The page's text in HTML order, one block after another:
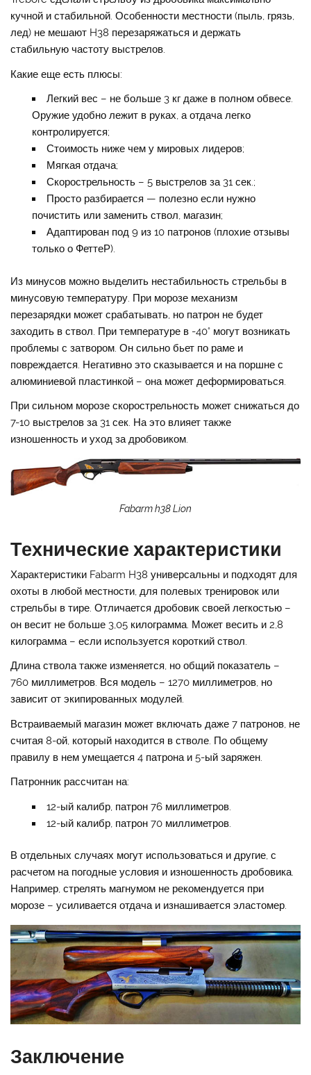
кучной и стабильной. Особенности местности (пыль, грязь,
лед) не мешают H38 перезаряжаться и держать
стабильную частоту выстрелов.
Какие еще есть плюсы:
Легкий вес – не больше 3 кг даже в полном обвесе.
Оружие удобно лежит в руках, а отдача легко
контролируется;
Стоимость ниже чем у мировых лидеров;
Мягкая отдача;
Скорострельность – 5 выстрелов за 31 сек.;
Просто разбирается — полезно если нужно
почистить или заменить ствол, магазин;
Адаптирован под 9 из 10 патронов (плохие отзывы
только о ФеттеР).
Из минусов можно выделить нестабильность стрельбы в
минусовую температуру. При морозе механизм
перезарядки может срабатывать, но патрон не будет
заходить в ствол. При температуре в -40° могут возникать
проблемы с затвором. Он сильно бьет по раме и
повреждается. Негативно это сказывается и на поршне с
алюминиевой пластинкой – она может деформироваться.
При сильном морозе скорострельность может снижаться до
7-10 выстрелов за 31 сек. На это влияет также
изношенность и уход за дробовиком.
Fabarm h38 Lion
Технические характеристики
Характеристики Fabarm H38 универсальны и подходят для
охоты в любой местности, для полевых тренировок или
стрельбы в тире. Отличается дробовик своей легкостью –
он весит не больше 3,05 килограмма. Может весить и 2,8
килограмма – если используется короткий ствол.
Длина ствола также изменяется, но общий показатель –
760 миллиметров. Вся модель – 1270 миллиметров, но
зависит от экипированных модулей.
Встраиваемый магазин может включать даже 7 патронов, не
считая 8-ой, который находится в стволе. По общему
правилу в нем умещается 4 патрона и 5-ый заряжен.
Патронник рассчитан на:
12-ый калибр, патрон 76 миллиметров.
12-ый калибр, патрон 70 миллиметров.
В отдельных случаях могут использоваться и другие, с
расчетом на погодные условия и изношенность дробовика.
Например, стрелять магнумом не рекомендуется при
морозе – усиливается отдача и изнашивается эластомер.
Заключение